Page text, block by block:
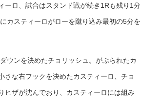
ロ、試合はスタンド戦が続き1Rも残り1分
カスティーロがローを蹴り込み最初の5分を
ウンを決めたチョリッシュ。がぶられたカ
さな右フックを決めたカスティーロ、チョ
ヒザが沈んでおり、カスティーロには組み